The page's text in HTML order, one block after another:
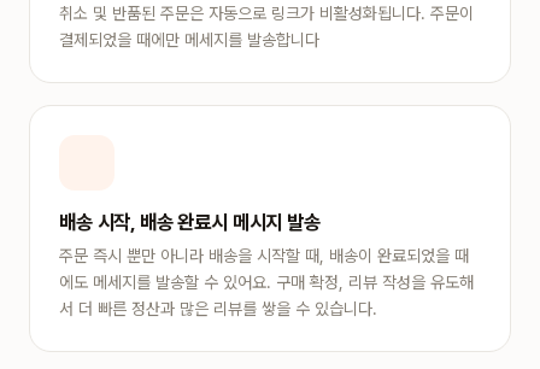
취소 및 반품된 주문은 자동으로 링크가 비활성화됩니다. 주문이
결제되었을 때에만 메세지를 발송합니다
배송 시작, 배송 완료시 메시지 발송
주문 즉시 뿐만 아니라 배송을 시작할 때, 배송이 완료되었을 때
에도 메세지를 발송할 수 있어요. 구매 확정, 리뷰 작성을 유도해
서 더 빠른 정산과 많은 리뷰를 쌓을 수 있습니다.